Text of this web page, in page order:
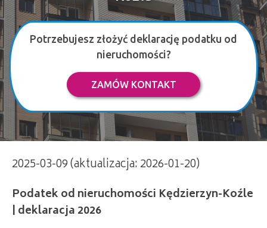
Potrzebujesz złożyć deklarację podatku od
nieruchomości?
ZAMÓW KONTAKT
2025-03-09 (aktualizacja: 2026-01-20)
Podatek od nieruchomości Kędzierzyn-Koźle